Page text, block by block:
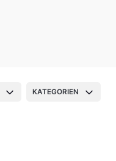
KATEGORIEN